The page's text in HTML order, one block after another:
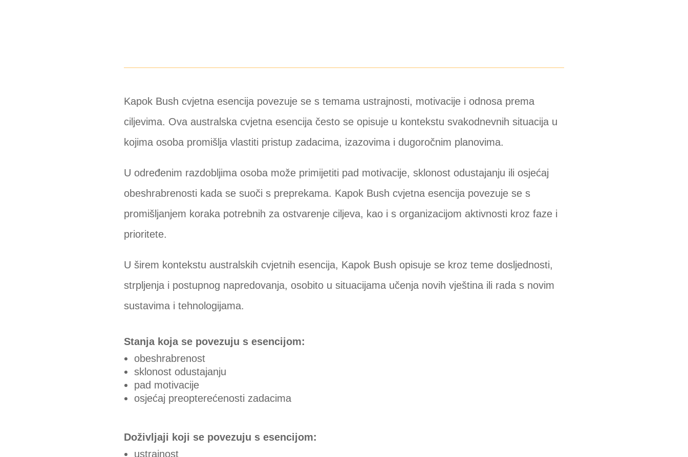
Kapok Bush cvjetna esencija povezuje se s temama ustrajnosti, motivacije i odnosa prema
ciljevima. Ova australska cvjetna esencija često se opisuje u kontekstu svakodnevnih situacija u
kojima osoba promišlja vlastiti pristup zadacima, izazovima i dugoročnim planovima.
U određenim razdobljima osoba može primijetiti pad motivacije, sklonost odustajanju ili osjećaj
obeshrabrenosti kada se suoči s preprekama. Kapok Bush cvjetna esencija povezuje se s
promišljanjem koraka potrebnih za ostvarenje ciljeva, kao i s organizacijom aktivnosti kroz faze i
prioritete.
U širem kontekstu australskih cvjetnih esencija, Kapok Bush opisuje se kroz teme dosljednosti,
strpljenja i postupnog napredovanja, osobito u situacijama učenja novih vještina ili rada s novim
sustavima i tehnologijama.
Stanja koja se povezuju s esencijom:
obeshrabrenost
sklonost odustajanju
pad motivacije
osjećaj preopterećenosti zadacima
Doživljaji koji se povezuju s esencijom:
ustrajnost